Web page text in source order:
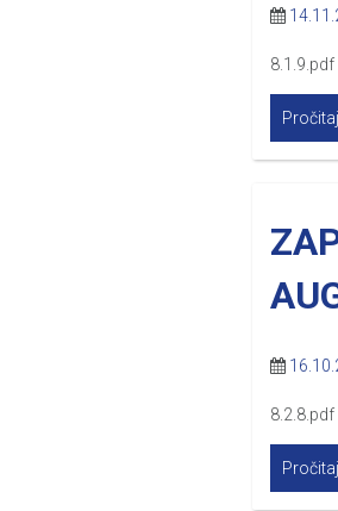
8.1.9.pdf
8.2.8.pdf